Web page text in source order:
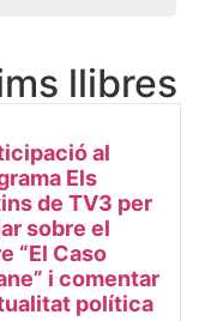
llibres
al
Els
de TV3 per
sobre el
“El Caso
i comentar
política